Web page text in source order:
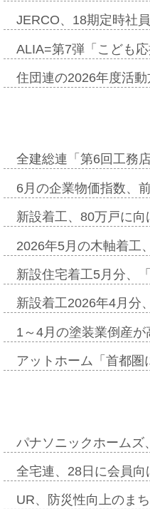
JERCO、18期定時社
ALIA=第7弾「こども
住団連の2026年度活
全建総連「第6回工務
6月の企業物価指数、
新設着工、80万戸に
2026年5月の木軸着工
新設住宅着工5月分、
新設着工2026年4月分
1～4月の塗装業倒産
アットホーム「首都
パナソニックホーム
全宅連、28日に会員
UR、防災性向上のま